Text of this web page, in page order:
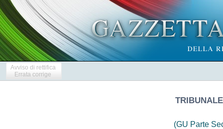
Avviso di rettifica
Errata corrige
(GU Parte